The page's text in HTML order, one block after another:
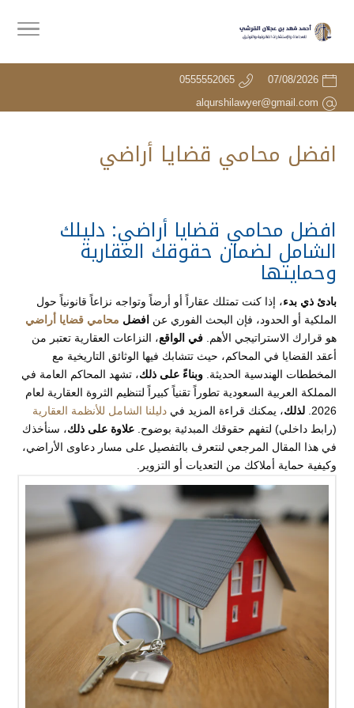
07/08/2026
0555552065
alqurshilawyer@gmail.com
افضل محامي قضايا أراضي
افضل محامي قضايا أراضي: دليلك
الشامل لضمان حقوقك العقارية
وحمايتها
بادئ ذي بدء، إذا كنت تمتلك عقاراً أو أرضاً وتواجه نزاعاً قانونياً حول
الملكية أو الحدود، فإن البحث الفوري عن افضل محامي قضايا أراضي
هو قرارك الاستراتيجي الأهم. في الواقع، النزاعات العقارية تعتبر من
أعقد القضايا في المحاكم، حيث تتشابك فيها الوثائق التاريخية مع
المخططات الهندسية الحديثة. وبناءً على ذلك، تشهد المحاكم العامة في
المملكة العربية السعودية تطوراً تقنياً كبيراً لتنظيم الثروة العقارية لعام
2026. لذلك، يمكنك قراءة المزيد في دليلنا الشامل للأنظمة العقارية
(رابط داخلي) لتفهم حقوقك المبدئية بوضوح. علاوة على ذلك، سنأخذك
في هذا المقال المرجعي لنتعرف بالتفصيل على مسار دعاوى الأراضي،
وكيفية حماية أملاكك من التعديات أو التزوير.